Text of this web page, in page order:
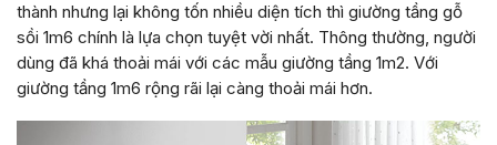
thành nhưng lại không tốn nhiều diện tích thì giường tầng gỗ
sồi 1m6 chính là lựa chọn tuyệt vời nhất. Thông thường, người
dùng đã khá thoải mái với các mẫu giường tầng 1m2. Với
giường tầng 1m6 rộng rãi lại càng thoải mái hơn.